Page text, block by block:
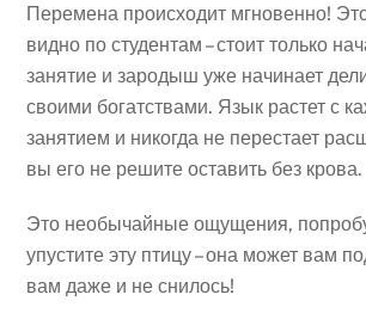
Перемена происходит мгновенно!
видно по студентам – стоит только
занятие и зародыш уже начинает
своими богатствами. Язык растет с
занятием и никогда не перестает
вы его не решите оставить без крова.
Это необычайные ощущения,
упустите эту птицу – она может вам
вам даже и не снилось!